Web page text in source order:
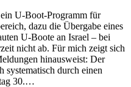
U-Boot-Programm für
dazu die Übergabe eines
U-Boote an Israel – bei
nicht ab. Für mich zeigt sich
hinausweist: Der
systematisch durch einen
30.…